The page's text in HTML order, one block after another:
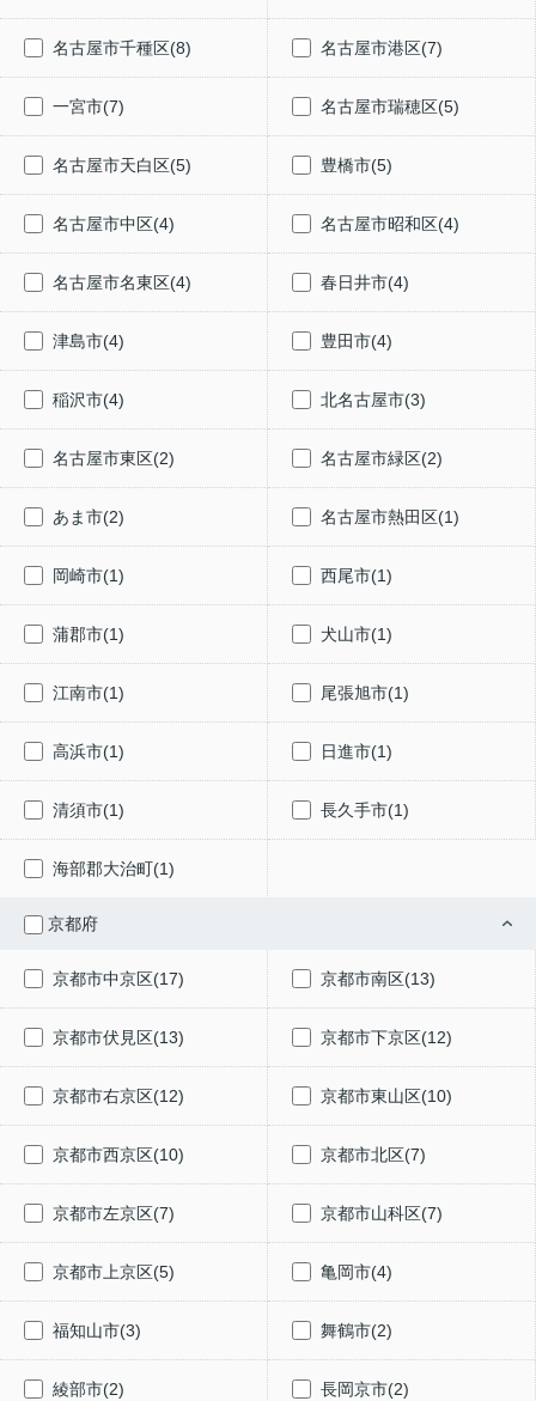
名古屋市千種区(8) 名古屋市港区(7)
一宮市(7) 名古屋市瑞穂区(5)
名古屋市天白区(5) 豊橋市(5)
名古屋市中区(4) 名古屋市昭和区(4)
名古屋市名東区(4) 春日井市(4)
津島市(4) 豊田市(4)
稲沢市(4) 北名古屋市(3)
名古屋市東区(2) 名古屋市緑区(2)
あま市(2) 名古屋市熱田区(1)
岡崎市(1) 西尾市(1)
蒲郡市(1) 犬山市(1)
江南市(1) 尾張旭市(1)
高浜市(1) 日進市(1)
清須市(1) 長久手市(1)
海部郡大治町(1)
京都府
京都市中京区(17) 京都市南区(13)
京都市伏見区(13) 京都市下京区(12)
京都市右京区(12) 京都市東山区(10)
京都市西京区(10) 京都市北区(7)
京都市左京区(7) 京都市山科区(7)
京都市上京区(5) 亀岡市(4)
福知山市(3) 舞鶴市(2)
綾部市(2) 長岡京市(2)